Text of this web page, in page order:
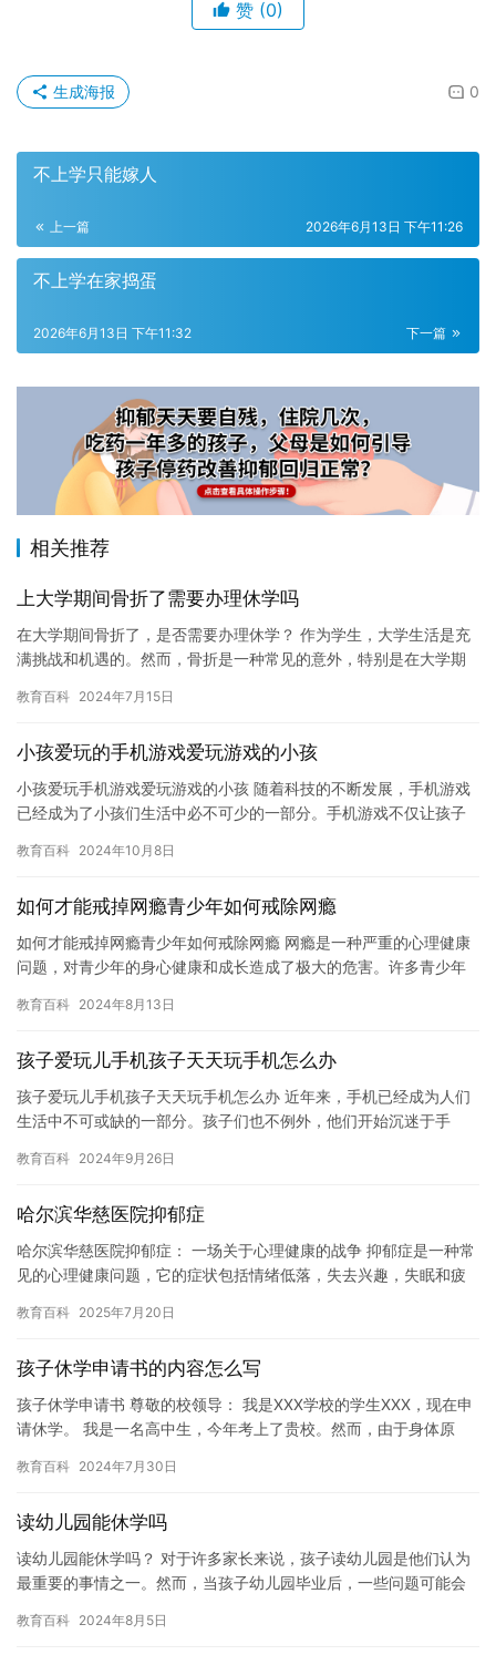
赞 (0)
0
生成海报
不上学只能嫁人
上一篇 2026年6月13日 下午11:26
不上学在家捣蛋
下一篇
2026年6月13日 下午11:32
相关推荐
上大学期间骨折了需要办理休学吗
在大学期间骨折了，是否需要办理休学？ 作为学生，大学生活是充
满挑战和机遇的。然而，骨折是一种常见的意外，特别是在大学期
问题…
教育百科 2024年7月15日
小孩爱玩的手机游戏爱玩游戏的小孩
小孩爱玩手机游戏爱玩游戏的小孩 随着科技的不断发展，手机游戏
已经成为了小孩们生活中必不可少的一部分。手机游戏不仅让孩子
平衡…
教育百科 2024年10月8日
如何才能戒掉网瘾青少年如何戒除网瘾
如何才能戒掉网瘾青少年如何戒除网瘾 网瘾是一种严重的心理健康
问题，对青少年的身心健康和成长造成了极大的危害。许多青少年
下降…
教育百科 2024年8月13日
孩子爱玩儿手机孩子天天玩手机怎么办
孩子爱玩儿手机孩子天天玩手机怎么办 近年来，手机已经成为人们
生活中不可或缺的一部分。孩子们也不例外，他们开始沉迷于手
响。 …
教育百科 2024年9月26日
哈尔滨华慈医院抑郁症
哈尔滨华慈医院抑郁症： 一场关于心理健康的战争 抑郁症是一种常
见的心理健康问题，它的症状包括情绪低落，失去兴趣，失眠和疲
为…
教育百科 2025年7月20日
孩子休学申请书的内容怎么写
孩子休学申请书 尊敬的校领导： 我是XXX学校的学生XXX，现在申
请休学。 我是一名高中生，今年考上了贵校。然而，由于身体原
教育百科 2024年7月30日
读幼儿园能休学吗
读幼儿园能休学吗？ 对于许多家长来说，孩子读幼儿园是他们认为
最重要的事情之一。然而，当孩子幼儿园毕业后，一些问题可能会
个非…
教育百科 2024年8月5日